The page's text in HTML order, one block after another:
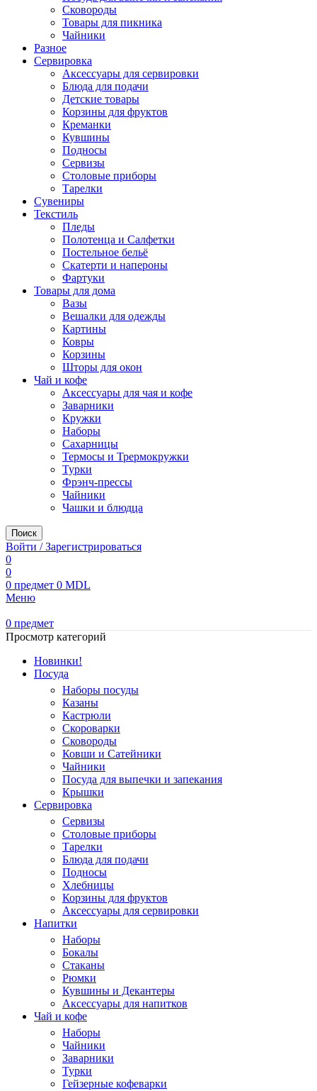
Сковороды
Товары для пикника
Чайники
Разное
Сервировка
Аксессуары для сервировки
Блюда для подачи
Детские товары
Корзины для фруктов
Креманки
Кувшины
Подносы
Сервизы
Столовые приборы
Тарелки
Сувениры
Текстиль
Пледы
Полотенца и Салфетки
Постельное бельё
Скатерти и напероны
Фартуки
Товары для дома
Вазы
Вешалки для одежды
Картины
Ковры
Корзины
Шторы для окон
Чай и кофе
Аксессуары для чая и кофе
Заварники
Кружки
Наборы
Сахарницы
Термосы и Трермокружки
Турки
Фрэнч-прессы
Чайники
Чашки и блюдца
Поиск
Войти / Зарегистрироваться
0
0
0 предмет 0 MDL
Меню
0 предмет
Просмотр категорий
Новинки!
Посуда
Наборы посуды
Казаны
Кастрюли
Скороварки
Сковороды
Ковши и Сатейники
Чайники
Посуда для выпечки и запекания
Крышки
Сервировка
Сервизы
Столовые приборы
Тарелки
Блюда для подачи
Подносы
Хлебницы
Корзины для фруктов
Аксессуары для сервировки
Напитки
Наборы
Бокалы
Стаканы
Рюмки
Кувшины и Декантеры
Аксессуары для напитков
Чай и кофе
Наборы
Чайники
Заварники
Турки
Гейзерные кофеварки